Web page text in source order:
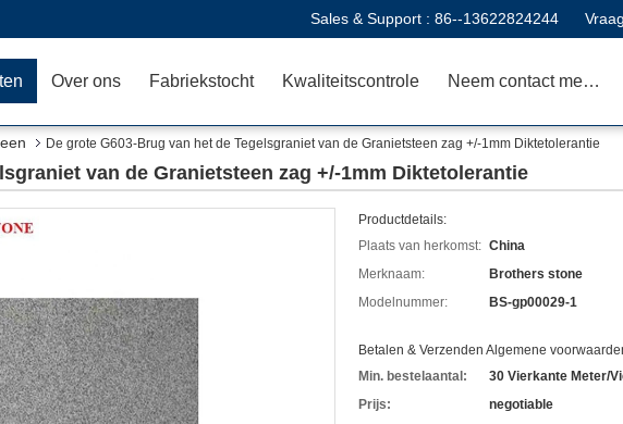
Sales & Support : 86--13622824244
Over ons Fabriekstocht Kwaliteitscontrole Neem contact met ons op
De grote G603-Brug van het de Tegelsgraniet van de Granietsteen zag +/-1mm Diktetolerantie
van de Granietsteen zag +/-1mm Diktetolerantie
Productdetails:
Plaats van herkomst: China
Merknaam:
Brothers stone
Modelnummer:
BS-gp00029-1
Betalen & Verzenden Algemene
Min. bestelaantal:
30 Vierkante Meter/
Prijs:
negotiable